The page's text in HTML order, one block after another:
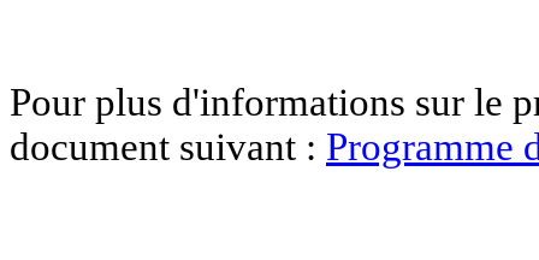
Pour plus d'informations sur le
document suivant : Programme